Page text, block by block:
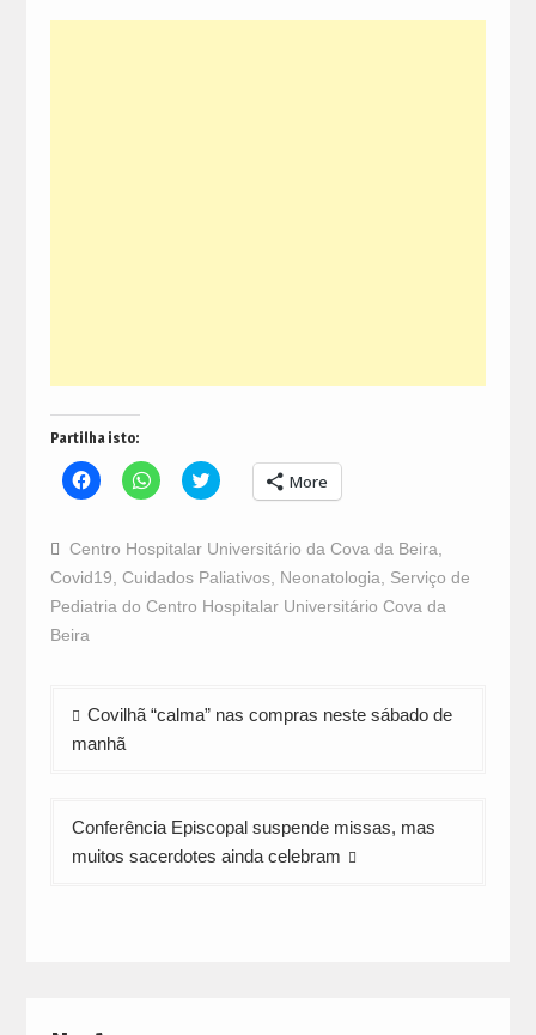
Partilha isto:
Click
to
Facebook
(Opens
in
new
window)
Click
to
WhatsApp
(Opens
in
new
window)
Click
to
Twitter
(Opens
in
new
window)
More
Centro Hospitalar Universitário da Cova da Beira
Covid19 Cuidados Paliativos, Neonatologia
Serviço de
Pediatria do Centro Hospitalar Universitário Cova da
Beira
Navegação
de
Covilhã “calma” nas compras neste sábado de
manhã
Conferência Episcopal suspende missas, mas
muitos sacerdotes ainda celebram